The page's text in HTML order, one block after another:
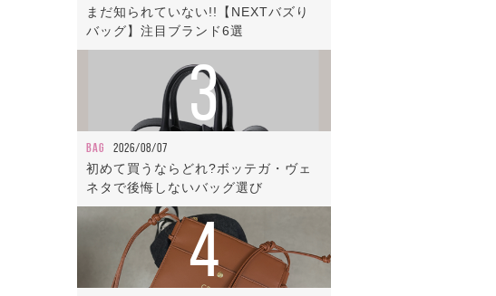
まだ知られていない!!【NEXTバズり
バッグ】注目ブランド6選
3
BAG 2026/08/07
初めて買うならどれ?ボッテガ・ヴェ
ネタで後悔しないバッグ選び
4